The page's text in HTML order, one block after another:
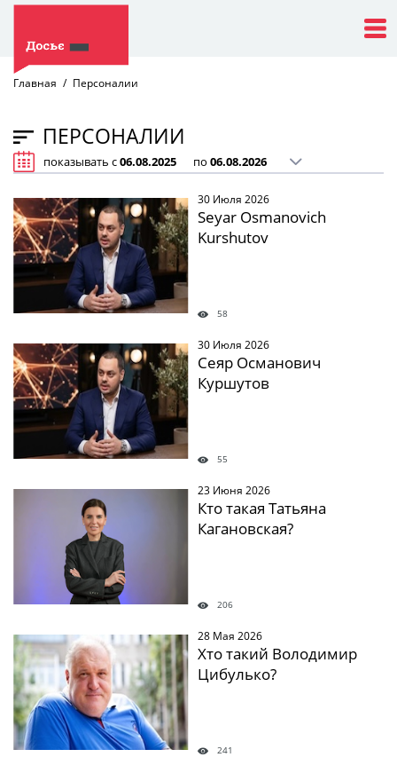
Главная Персоналии
ПЕРСОНАЛИИ
показывать с по
30 Июля 2026
Seyar Osmanovich
Kurshutov
58
30 Июля 2026
Сеяр Османович
Куршутов
55
23 Июня 2026
Кто такая Татьяна
Кагановская?
206
28 Мая 2026
Хто такий Володимир
Цибулько?
241